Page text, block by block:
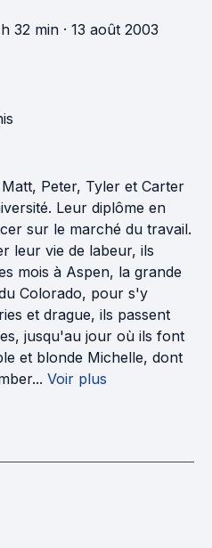
h 32 min · 13 août 2003
Peter, Tyler et Carter
Leur diplôme en
sur le marché du travail.
leur vie de labeur, ils
mois à Aspen, la grande
Colorado, pour s'y
et drague, ils passent
jusqu'au jour où ils font
et blonde Michelle, dont
Voir plus